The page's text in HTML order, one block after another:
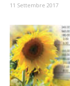
11 Settembre 2017